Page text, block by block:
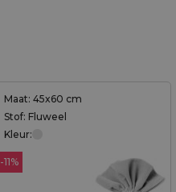
Maat: 45x60 cm
Stof: Fluweel
Kleur:
-11%